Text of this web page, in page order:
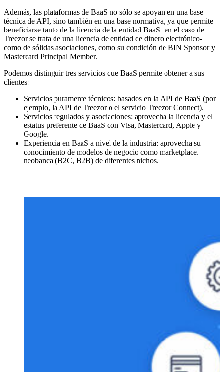
Además, las plataformas de BaaS no sólo se apoyan en una base
técnica de API, sino también en una base normativa, ya que permite
beneficiarse tanto de la licencia de la entidad BaaS -en el caso de
Treezor se trata de una licencia de entidad de dinero electrónico-
como de sólidas asociaciones, como su condición de BIN Sponsor y
Mastercard Principal Member.
Podemos distinguir tres servicios que BaaS permite obtener a sus
clientes:
Servicios puramente técnicos: basados en la API de BaaS (por
ejemplo, la API de Treezor o el servicio Treezor Connect).
Servicios regulados y asociaciones: aprovecha la licencia y el
estatus preferente de BaaS con Visa, Mastercard, Apple y
Google.
Experiencia en BaaS a nivel de la industria: aprovecha su
conocimiento de modelos de negocio como marketplace,
neobanca (B2C, B2B) de diferentes nichos.